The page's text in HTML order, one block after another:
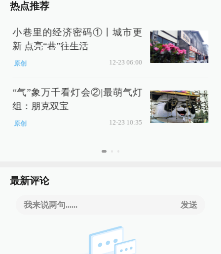
热点推荐
小巷里的经济密码①丨城市更
新 点亮“巷”往生活
原创 12-23 06:00
“气”象万千看灯会②|最萌气灯
组：朋克双宝
原创 12-23 10:35
最新评论
我来说两句...... 发送